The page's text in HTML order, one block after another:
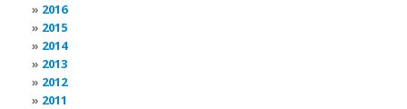
2016
2015
2014
2013
2012
2011